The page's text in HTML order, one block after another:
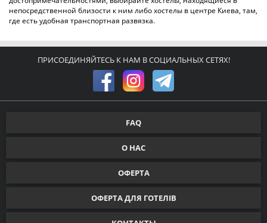
по 39 оценкам
Киев, Юрия Ильенка
4 км. до центра города
от 250 грн ПОДРОБНЕЕ
ХОСТЕЛ ЄЖИЛЬЕ ЩЕКАВИЦА
от 270 грн ПОДРОБНЕЕ